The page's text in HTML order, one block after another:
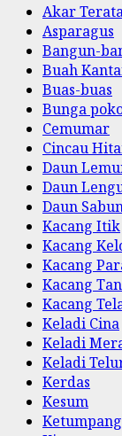
Akar
Asparagus
Bangun-
Buah
Buas-buas
Bunga
Cemumar
Cincau
Daun
Daun
Daun
Kacang Itik
Kacang
Kacang
Kacang
Kacang
Keladi Cina
Keladi
Keladi
Kerdas
Kesum